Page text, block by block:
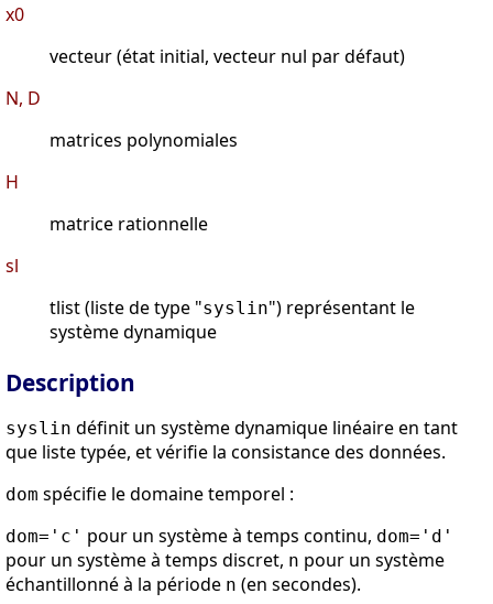
x0
vecteur (état initial, vecteur nul par défaut)
N, D
matrices polynomiales
H
matrice rationnelle
sl
tlist (liste de type "syslin") représentant le
système dynamique
Description
syslin définit un système dynamique linéaire en tant
que liste typée, et vérifie la consistance des données.
dom spécifie le domaine temporel :
dom='c' pour un système à temps continu, dom='d'
pour un système à temps discret, n pour un système
échantillonné à la période n (en secondes).